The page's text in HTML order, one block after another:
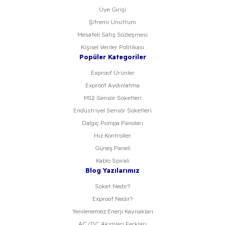
Üye Girişi
Şifremi Unuttum
Mesafeli Satış Sözleşmesi
Kişisel Veriler Politikası
Popüler Kategoriler
Exproof Ürünler
Exproof Aydınlatma
M12 Sensör Soketleri
Endüstriyel Sensör Soketleri
Dalgıç Pompa Panoları
Hız Kontroller
Güneş Paneli
Kablo Spirali
Blog Yazılarımız
Soket Nedir?
Exproof Nedir?
Yenilenemez Enerji Kaynakları